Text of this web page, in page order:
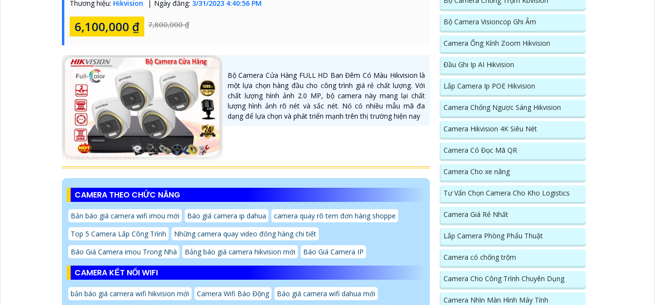
Thương hiệu: Hikvision Ngày đăng: 3/31/2023 4:40:56 PM
6,100,000 ₫ 7,800,000 ₫
Bộ Camera Cửa Hàng FULL HD Ban Đêm Có Màu Hikvision là
một lựa chọn hàng đầu cho công trình giá rẻ chất lượng. Với
chất lượng hình ảnh 2.0 MP, bộ camera này mang lại chất
lượng hình ảnh rõ nét và sắc nét. Nó có nhiều mẫu mã đa
dạng để lựa chọn và phát triển mạnh trên thị trường hiện nay
CAMERA THEO CHỨC NĂNG
Bản báo giá camera wifi imou mới Báo giá camera ip dahua
camera quay rõ tem đơn hàng shoppe
Top 5 Camera Lắp Công Trình
Những camera quay video đóng hàng chi tiết
Báo Giá Camera imou Trong Nhà
Bảng báo giá camera hikvision mới Báo Giá Camera IP
CAMERA KẾT NỐI WIFI
bản báo giá camera wifi hikvision mới Camera Wifi Báo Động
Báo giá camera wifi dahua mới
Bộ Camera Visioncop Ghi Âm
Camera Ống Kính Zoom Hikvision
Đầu Ghi Ip AI Hikvision
Lắp Camera Ip POE Hikvision
Camera Chống Ngược Sáng Hikvision
Camera Hikvision 4K Siêu Nét
Camera Có Đọc Mã QR
Camera Cho xe nâng
Tư Vấn Chọn Camera Cho Kho Logistics
Camera Giá Rẻ Nhất
Lắp Camera Phòng Phẩu Thuật
Camera có chống trộm
Camera Cho Công Trình Chuyên Dụng
Camera Nhìn Màn Hình Máy Tính